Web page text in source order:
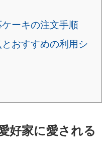
ケーキの注文手順
とおすすめの利用シ
好家に愛される